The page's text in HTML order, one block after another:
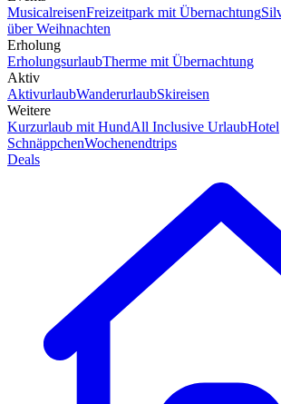
MusicalreisenFreizeitpark mit Übernachtung
über Weihnachten
Erholung
ErholungsurlaubTherme mit Übernachtung
Aktiv
AktivurlaubWanderurlaubSkireisen
Weitere
Kurzurlaub mit HundAll Inclusive UrlaubHotel
SchnäppchenWochenendtrips
Deals